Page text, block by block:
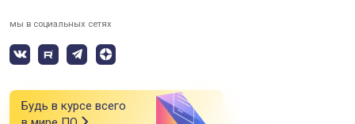
мы в социальных сетях
Будь в курсе всего